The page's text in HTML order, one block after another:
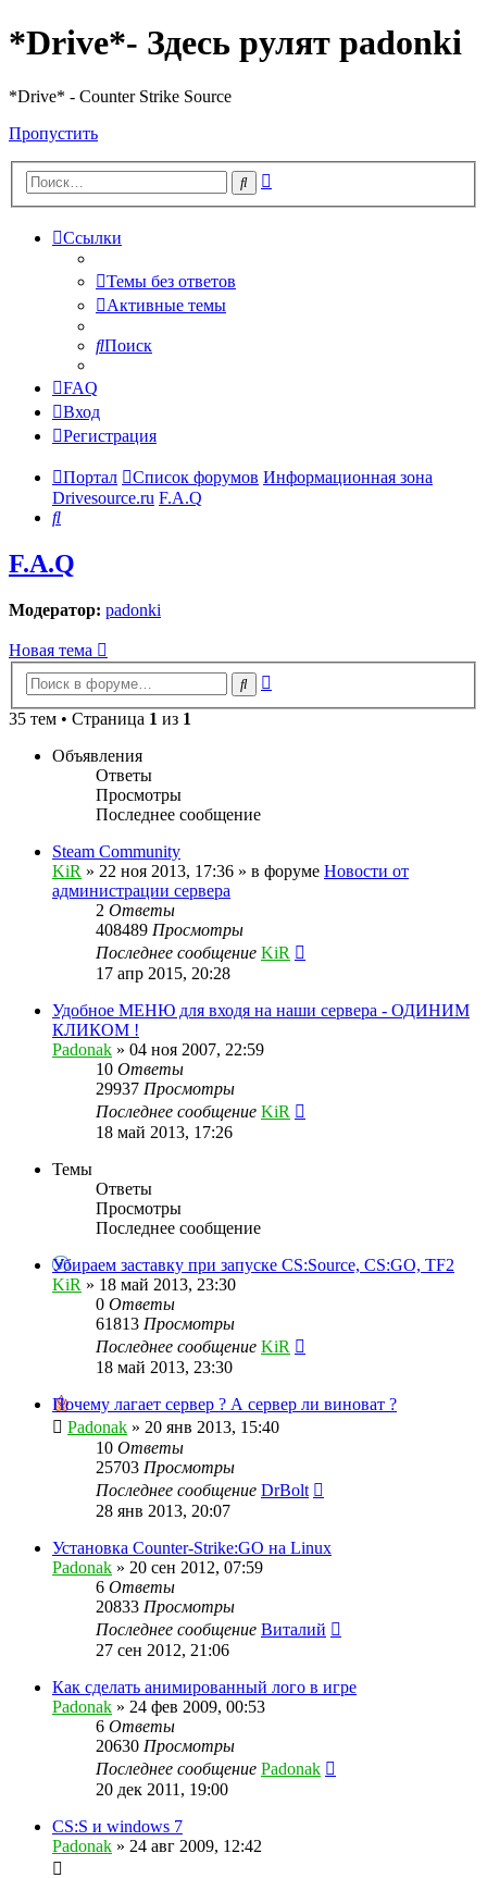
*Drive*- Здесь рулят padonki
*Drive* - Counter Strike Source
Пропустить
Поиск
Ссылки
Темы без ответов
Активные темы
Поиск
FAQ
Вход
Регистрация
Портал Список форумов Информационная зона
Drivesource.ru F.A.Q
Поиск
F.A.Q
Модератор: padonki
Новая тема
Поиск
35 тем • Страница 1 из 1
Объявления
Ответы
Просмотры
Последнее сообщение
Steam Community
KiR » 22 ноя 2013, 17:36 » в форуме Новости от
администрации сервера
2 Ответы
408489 Просмотры
Последнее сообщение KiR
17 апр 2015, 20:28
Удобное МЕНЮ для входя на наши сервера - ОДИНИМ
КЛИКОМ !
Padonak » 04 ноя 2007, 22:59
10 Ответы
29937 Просмотры
Последнее сообщение KiR
18 май 2013, 17:26
Темы
Ответы
Просмотры
Последнее сообщение
Убираем заставку при запуске CS:Source, CS:GO, TF2
KiR » 18 май 2013, 23:30
0 Ответы
61813 Просмотры
Последнее сообщение KiR
18 май 2013, 23:30
Почему лагает сервер ? А сервер ли виноват ?
Padonak » 20 янв 2013, 15:40
10 Ответы
25703 Просмотры
Последнее сообщение DrBolt
28 янв 2013, 20:07
Установка Counter-Strike:GO на Linux
Padonak » 20 сен 2012, 07:59
6 Ответы
20833 Просмотры
Последнее сообщение Виталий
27 сен 2012, 21:06
Как сделать анимированный лого в игре
Padonak » 24 фев 2009, 00:53
6 Ответы
20630 Просмотры
Последнее сообщение Padonak
20 дек 2011, 19:00
CS:S и windows 7
Padonak » 24 авг 2009, 12:42